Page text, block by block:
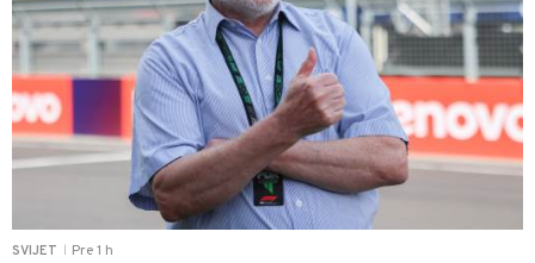
SVIJET Pre 1 h